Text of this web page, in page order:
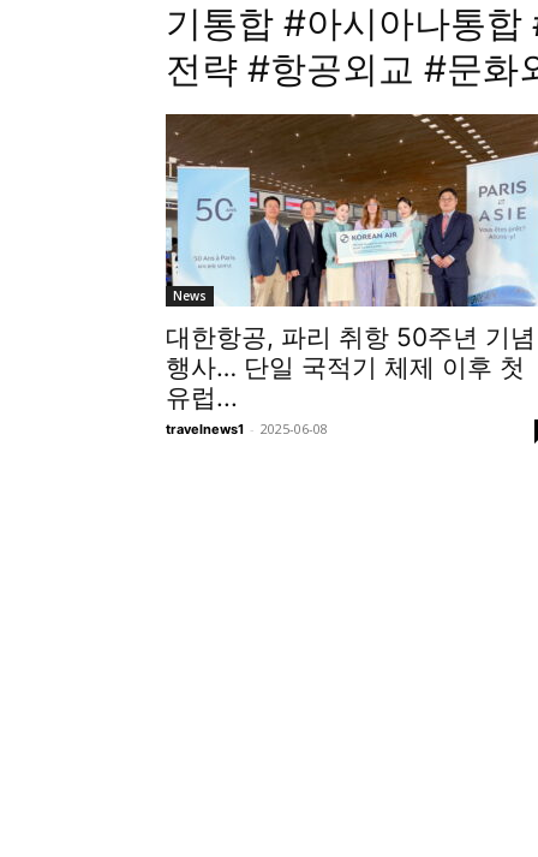
기통합 #아시아나통
전략 #항공외교 #문
News
대한항공, 파리 취항 50주년 기념
행사… 단일 국적기 체제 이후 첫
유럽...
travelnews1 - 2025-06-08